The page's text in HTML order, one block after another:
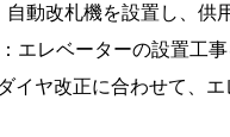
動改札機を設置し、供
エレベーターの設置工
イヤ改正に合わせて、